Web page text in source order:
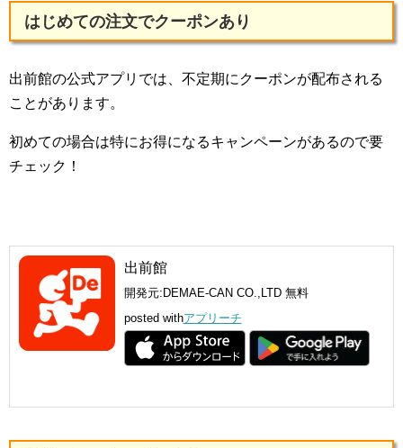
はじめての注文でクーポンあり
出前館の公式アプリでは、不定期にクーポンが配布される
ことがあります。
初めての場合は特にお得になるキャンペーンがあるので要
チェック！
出前館
開発元:DEMAE-CAN CO.,LTD 無料
posted withアプリーチ